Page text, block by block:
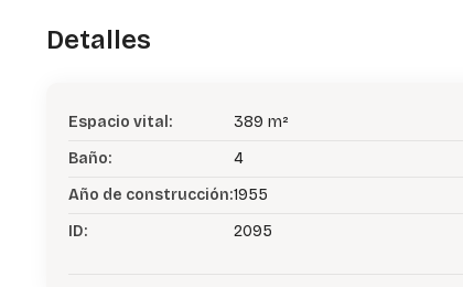
Detalles
Espacio vital: 389 m²
Baño:
4
Año de construcción:1955
ID:
2095